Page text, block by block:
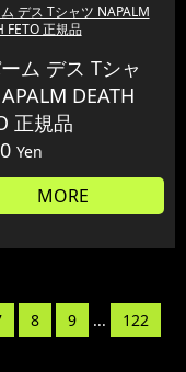
デス Tシャツ NAPALM
FETO 正規品
ム デス Tシャ
DEATH
正規品
Yen
MORE
8 9 ...
122